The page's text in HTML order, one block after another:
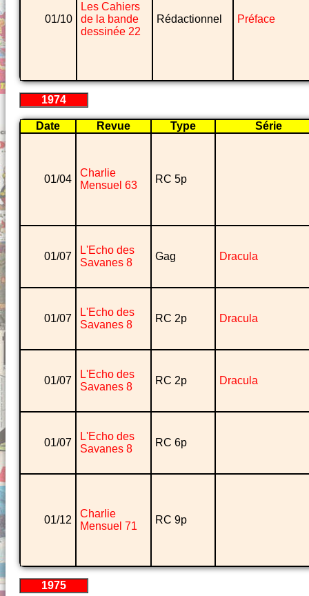
01/10
Les Cahiers
de la bande
dessinée 22
Rédactionnel Préface
1974
Date Revue Type Série
01/04
Charlie
Mensuel 63
RC 5p
01/07
L'Echo des
Savanes 8
Gag Dracula
01/07
L'Echo des
Savanes 8
RC 2p Dracula
01/07
L'Echo des
Savanes 8
RC 2p Dracula
01/07
L'Echo des
Savanes 8
RC 6p
01/12
Charlie
Mensuel 71
RC 9p
1975